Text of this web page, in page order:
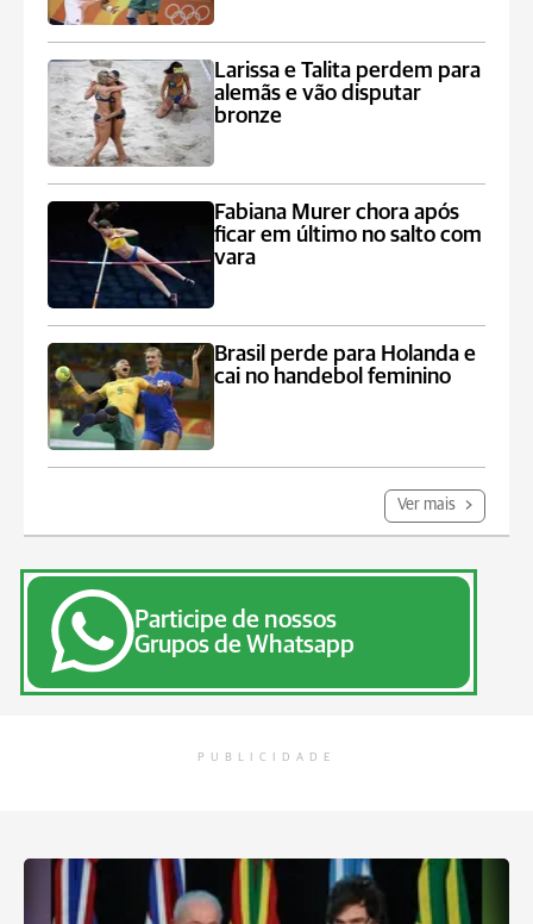
Larissa e Talita perdem para
alemãs e vão disputar
bronze
Fabiana Murer chora após
ficar em último no salto com
vara
Brasil perde para Holanda e
cai no handebol feminino
Ver mais
Participe de nossos
Grupos de Whatsapp
PUBLICIDADE